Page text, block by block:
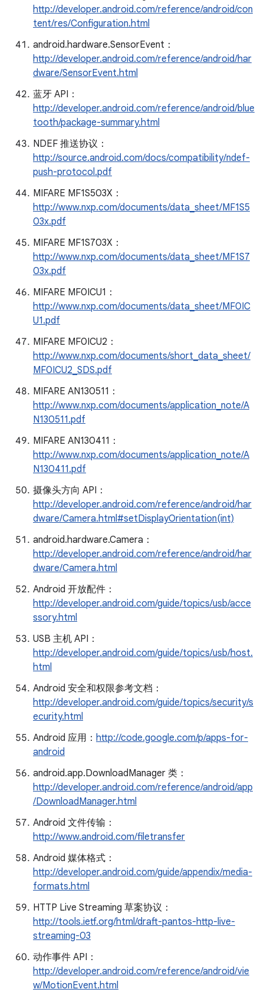
http://developer.android.com/reference/android/con
tent/res/Configuration.html
android.hardware.SensorEvent：
http://developer.android.com/reference/android/har
dware/SensorEvent.html
蓝牙 API：
http://developer.android.com/reference/android/blue
tooth/package-summary.html
NDEF 推送协议：
http://source.android.com/docs/compatibility/ndef-
push-protocol.pdf
MIFARE MF1S503X：
http://www.nxp.com/documents/data_sheet/MF1S5
03x.pdf
MIFARE MF1S703X：
http://www.nxp.com/documents/data_sheet/MF1S7
03x.pdf
MIFARE MF0ICU1：
http://www.nxp.com/documents/data_sheet/MF0IC
U1.pdf
MIFARE MF0ICU2：
http://www.nxp.com/documents/short_data_sheet/
MF0ICU2_SDS.pdf
MIFARE AN130511：
http://www.nxp.com/documents/application_note/A
N130511.pdf
MIFARE AN130411：
http://www.nxp.com/documents/application_note/A
N130411.pdf
摄像头方向 API：
http://developer.android.com/reference/android/har
dware/Camera.html#setDisplayOrientation(int)
android.hardware.Camera：
http://developer.android.com/reference/android/har
dware/Camera.html
Android 开放配件：
http://developer.android.com/guide/topics/usb/acce
ssory.html
USB 主机 API：
http://developer.android.com/guide/topics/usb/host.
html
Android 安全和权限参考文档：
http://developer.android.com/guide/topics/security/s
ecurity.html
Android 应用： http://code.google.com/p/apps-for-
android
android.app.DownloadManager 类：
http://developer.android.com/reference/android/app
/DownloadManager.html
Android 文件传输：
http://www.android.com/filetransfer
Android 媒体格式：
http://developer.android.com/guide/appendix/media-
formats.html
HTTP Live Streaming 草案协议：
http://tools.ietf.org/html/draft-pantos-http-live-
streaming-03
动作事件 API：
http://developer.android.com/reference/android/vie
w/MotionEvent.html